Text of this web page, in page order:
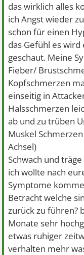
das wirklich alles
ich Angst wieder
schon für einen
das Gefühl es
geschaut. Meine
Fieber/
Kopfschmerzen
einseitig in
Halsschmerzen
ab und zu trüben
Muskel
Achsel)
Schwach und träge
ich wollte nach
Symptome
Betracht welche
zurück zu führen?
Monate sehr
etwas ruhiger
verhalten mehr